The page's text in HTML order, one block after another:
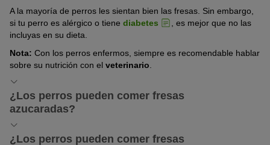
A la mayoría de perros les sientan bien las fresas. Sin embargo,
si tu perro es alérgico o tiene diabetes
, es mejor que no las
incluyas en su dieta.
Nota: Con los perros enfermos, siempre es recomendable hablar
sobre su nutrición con el veterinario
¿Los perros pueden comer fresas
azucaradas?
Aunque te guste endulzar tus fresas con azúcar o miel, no lo
¿Los perros pueden comer fresas